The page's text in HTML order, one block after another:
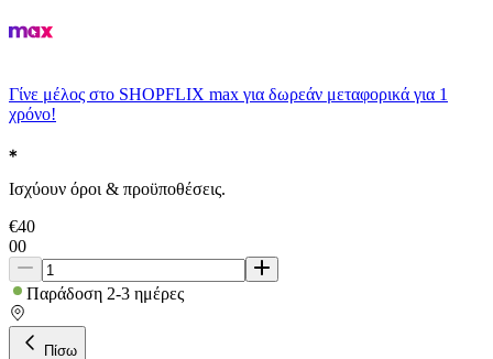
Γίνε μέλος στο SHOPFLIX max για δωρεάν μεταφορικά για 1
χρόνο!
Ισχύουν όροι & προϋποθέσεις.
€40
00
Παράδοση 2-3 ημέρες
Πίσω